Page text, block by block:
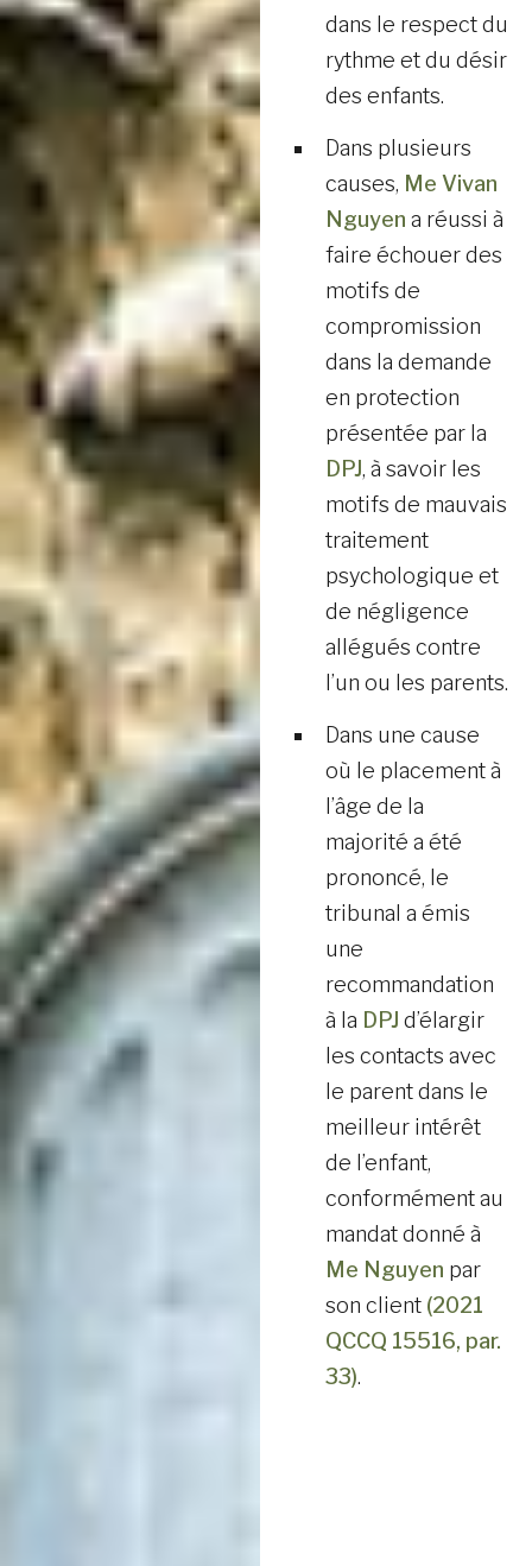
dans le respect du
rythme et du désir
des enfants.
Dans plusieurs
causes, Me Vivan
Nguyen a réussi à
faire échouer des
motifs de
compromission
dans la demande
en protection
présentée par la
DPJ, à savoir les
motifs de mauvais
traitement
psychologique et
de négligence
allégués contre
l’un ou les parents.
Dans une cause
où le placement à
l’âge de la
majorité a été
prononcé, le
tribunal a émis
une
recommandation
à la DPJ d’élargir
les contacts avec
le parent dans le
meilleur intérêt
de l’enfant,
conformément au
mandat donné à
Me Nguyen par
son client (2021
QCCQ 15516, par.
33).